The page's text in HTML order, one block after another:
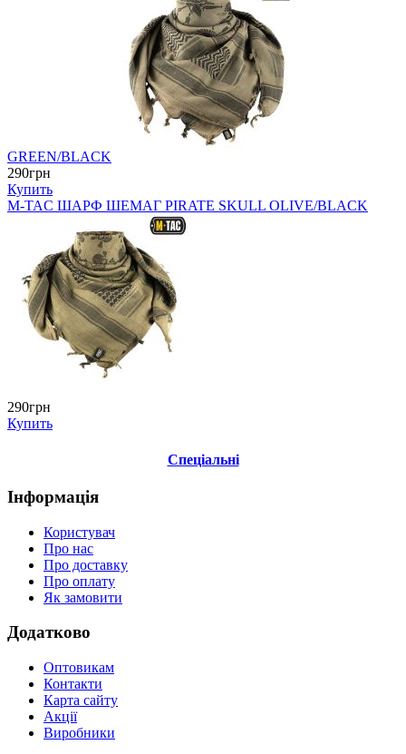
GREEN/BLACK
290грн
Купить
M-TAC ШАРФ ШЕМАГ PIRATE SKULL OLIVE/BLACK
290грн
Купить
Спеціальні
Інформація
Користувач
Про нас
Про доставку
Про оплату
Як замовити
Додатково
Оптовикам
Контакти
Карта сайту
Акції
Виробники